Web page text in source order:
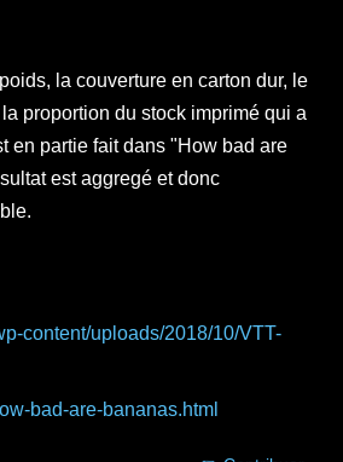
la couverture en carton dur, le
proportion du stock imprimé qui a
en partie fait dans "How bad are
est aggregé et donc
content/uploads/2018/10/VTT-
bad-are-bananas.html